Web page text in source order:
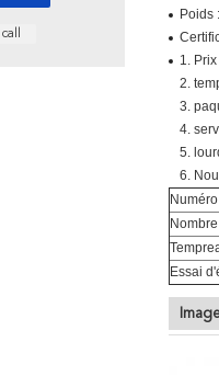
Poids
1.
2.
3.
4.
5.
6.
Essai